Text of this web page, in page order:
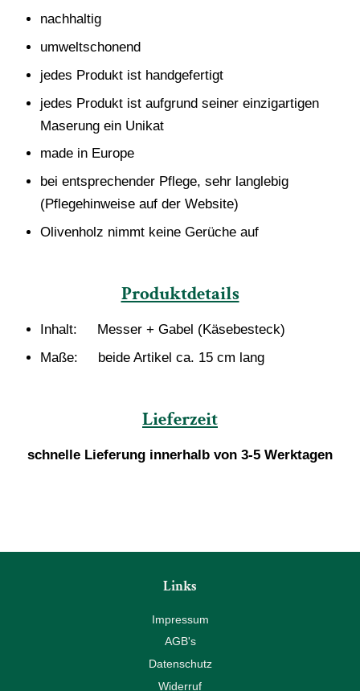
nachhaltig
umweltschonend
jedes Produkt ist handgefertigt
jedes Produkt ist aufgrund seiner einzigartigen
Maserung ein Unikat
made in Europe
bei entsprechender Pflege, sehr langlebig
(Pflegehinweise auf der Website)
Olivenholz nimmt keine Gerüche auf
Produktdetails
Inhalt: Messer + Gabel (Käsebesteck)
Maße: beide Artikel ca. 15 cm lang
Lieferzeit
schnelle Lieferung innerhalb von 3-5 Werktagen
Links
Impressum
AGB's
Datenschutz
Widerruf